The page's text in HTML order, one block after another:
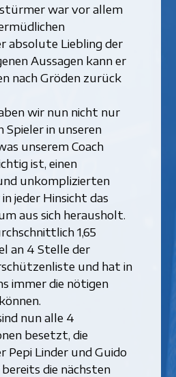
war vor allem
absolute Liebling der
Aussagen kann er
nach Gröden zurück
wir nun nicht nur
Spieler in unseren
unserem Coach
ist, einen
unkomplizierten
jeder Hinsicht das
aus sich herausholt.
1,65
an 4 Stelle der
und hat in
immer die nötigen
nun alle 4
besetzt, die
Pepi Linder und Guido
die nächsten